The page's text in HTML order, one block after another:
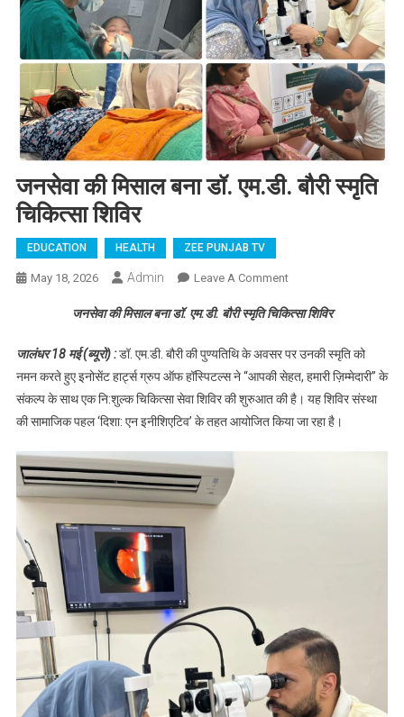
जनसेवा की मिसाल बना डॉ. एम.डी. बौरी स्मृति
चिकित्सा शिविर
EDUCATION HEALTH ZEE PUNJAB TV
May 18, 2026 Admin Leave A CommentOn जनसेवा की मिसाल
स्मृति चिकित्सा शिविर
जनसेवा की मिसाल बना डॉ. एम.डी. बौरी स्मृति चिकित्सा शिविर
जालंधर 18 मई (ब्यूरो) :डॉ. एम.डी. बौरी की पुण्यतिथि के अवसर पर उनकी स्मृति को
नमन करते हुए इनोसेंट हार्ट्स ग्रुप ऑफ हॉस्पिटल्स ने “आपकी सेहत, हमारी ज़िम्मेदारी” के
संकल्प के साथ एक नि:शुल्क चिकित्सा सेवा शिविर की शुरुआत की है। यह शिविर संस्था
की सामाजिक पहल ‘दिशा: एन इनीशिएटिव’ के तहत आयोजित किया जा रहा है।